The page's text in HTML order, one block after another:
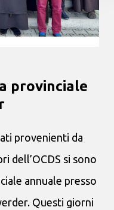
provinciale
provenienti da
dell’OCDS si sono
annuale presso
Questi giorni